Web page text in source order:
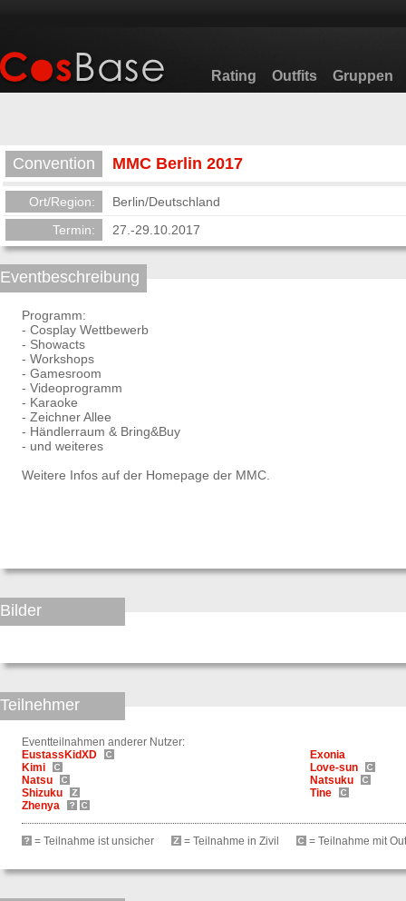
Rating Outfits Gruppen
Convention MMC Berlin 2017
Ort/Region:
Berlin/Deutschland
Termin:
27.-29.10.2017
Eventbeschreibung
Programm:
- Cosplay Wettbewerb
- Showacts
- Workshops
- Gamesroom
- Videoprogramm
- Karaoke
- Zeichner Allee
- Händlerraum & Bring&Buy
- und weiteres
Weitere Infos auf der Homepage der MMC.
Bilder
Teilnehmer
Eventteilnahmen anderer Nutzer:
EustassKidXD
Exonia
Kimi
Love-sun
Natsu
Natsuku
Shizuku
Tine
Zhenya
= Teilnahme ist unsicher = Teilnahme in Zivil = Teilnahme mit